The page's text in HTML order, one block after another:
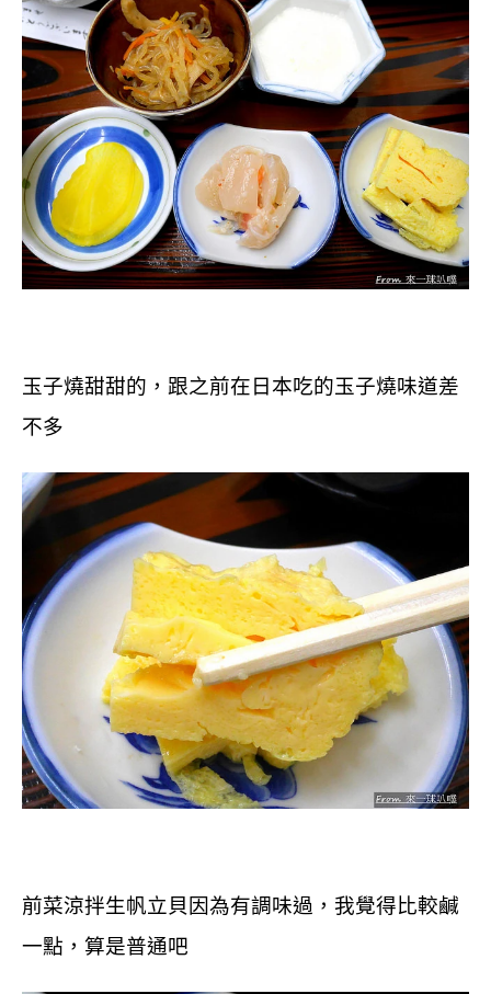
玉子燒甜甜的，跟之前在日本吃的玉子燒味道差
不多
前菜涼拌生帆立貝因為有調味過，我覺得比較鹹
一點，算是普通吧